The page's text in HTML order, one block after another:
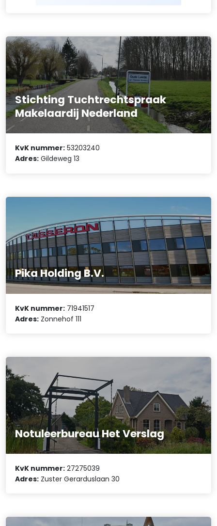
Stichting Tuchtrechtspraak
Makelaardij Nederland
KvK nummer: 53203240
Adres: Gildeweg 13
Pika Holding B.V.
KvK nummer: 71941517
Adres: Zonnehof 111
Notuleerbureau Het Verslag
KvK nummer: 27275039
Adres: Zuster Gerarduslaan 30